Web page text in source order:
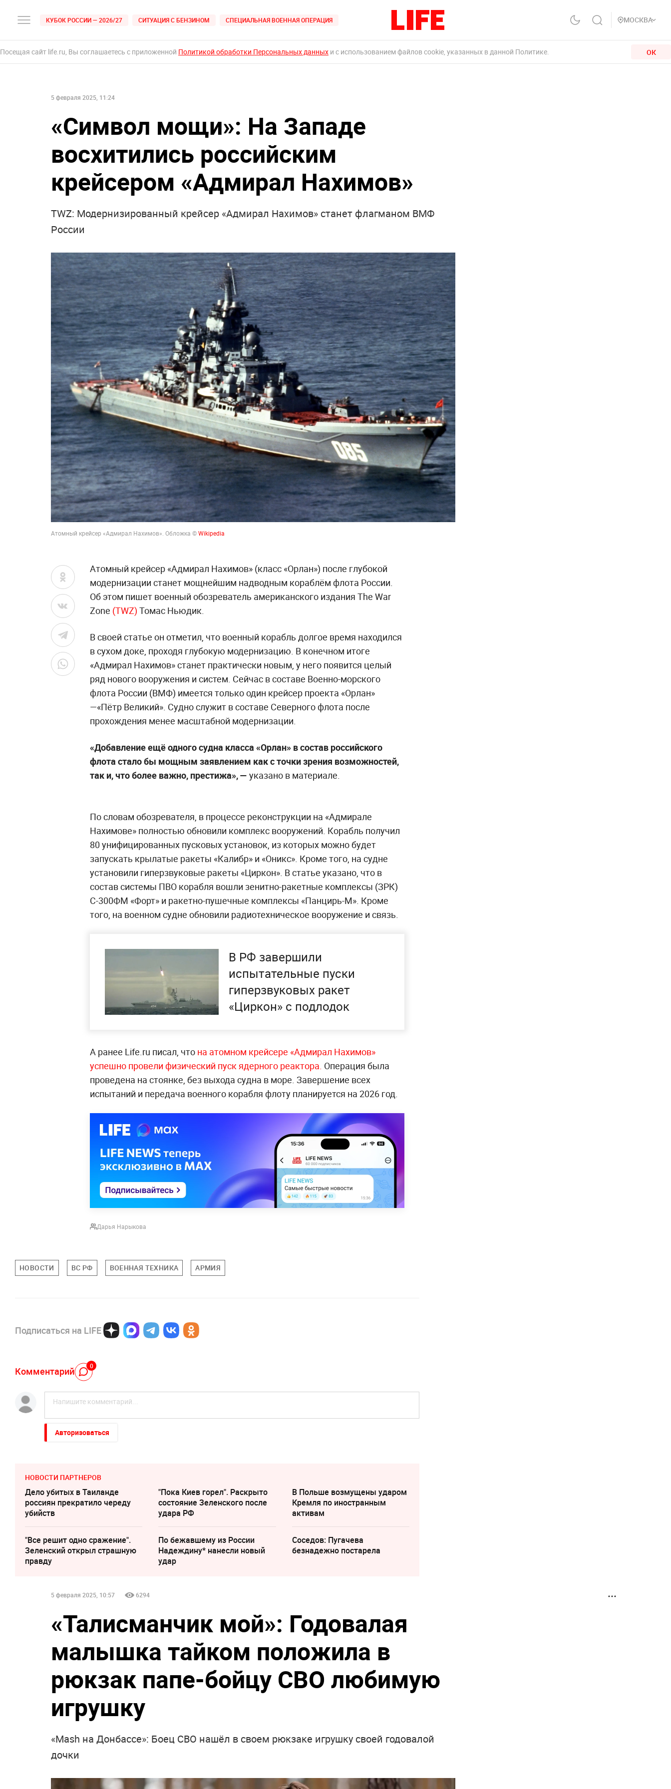
КУБОК РОССИИ — 2026/27 СИТУАЦИЯ С БЕНЗИНОМ СПЕЦИАЛЬНАЯ ВОЕННАЯ ОПЕРАЦИЯ МОСКВА
Посещая сайт life.ru, Вы соглашаетесь с приложенной Политикой обработки Персональных данных и с использованием файлов cookie, указанных в данной Политике. ОК
5 февраля 2025, 11:24
«Символ мощи»: На Западе
восхитились российским
крейсером «Адмирал Нахимов»
TWZ: Модернизированный крейсер «Адмирал Нахимов» станет флагманом ВМФ
России
Атомный крейсер «Адмирал Нахимов». Обложка ©Wikipedia
Атомный крейсер «Адмирал Нахимов» (класс «Орлан») после глубокой
модернизации станет мощнейшим надводным кораблём флота России.
Об этом пишет военный обозреватель американского издания The War
Zone (TWZ) Томас Ньюдик.
В своей статье он отметил, что военный корабль долгое время находился
в сухом доке, проходя глубокую модернизацию. В конечном итоге
«Адмирал Нахимов» станет практически новым, у него появится целый
ряд нового вооружения и систем. Сейчас в составе Военно-морского
флота России (ВМФ) имеется только один крейсер проекта «Орлан»
—«Пётр Великий». Судно служит в составе Северного флота после
прохождения менее масштабной модернизации.
«Добавление ещё одного судна класса «Орлан» в состав российского
флота стало бы мощным заявлением как с точки зрения возможностей,
так и, что более важно, престижа», — указано в материале.
По словам обозревателя, в процессе реконструкции на «Адмирале
Нахимове» полностью обновили комплекс вооружений. Корабль получил
80 унифицированных пусковых установок, из которых можно будет
запускать крылатые ракеты «Калибр» и «Оникс». Кроме того, на судне
установили гиперзвуковые ракеты «Циркон». В статье указано, что в
состав системы ПВО корабля вошли зенитно-ракетные комплексы (ЗРК)
С-300ФМ «Форт» и ракетно-пушечные комплексы «Панцирь-М». Кроме
того, на военном судне обновили радиотехническое вооружение и связь.
В РФ завершили
испытательные пуски
гиперзвуковых ракет
«Циркон» с подлодок
А ранее Life.ru писал, что на атомном крейсере «Адмирал Нахимов»
успешно провели физический пуск ядерного реактора. Операция была
проведена на стоянке, без выхода судна в море. Завершение всех
испытаний и передача военного корабля флоту планируется на 2026 год.
Дарья Нарыкова
НОВОСТИ ВС РФ ВОЕННАЯ ТЕХНИКА АРМИЯ
Подписаться на LIFE
Комментарий 0
Авторизоваться
НОВОСТИ ПАРТНЕРОВ
Дело убитых в Таиланде
россиян прекратило череду
убийств
"Пока Киев горел". Раскрыто
состояние Зеленского после
удара РФ
В Польше возмущены ударом
Кремля по иностранным
активам
"Все решит одно сражение".
Зеленский открыл страшную
правду
По бежавшему из России
Надеждину* нанесли новый
удар
Соседов: Пугачева
безнадежно постарела
5 февраля 2025, 10:57 6294
«Талисманчик мой»: Годовалая
малышка тайком положила в
рюкзак папе-бойцу СВО любимую
игрушку
«Mash на Донбассе»: Боец СВО нашёл в своем рюкзаке игрушку своей годовалой
дочки